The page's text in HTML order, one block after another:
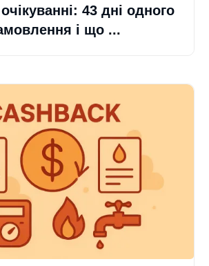
43 дні одного
і що ...